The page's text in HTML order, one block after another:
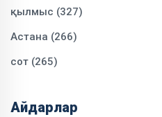
қылмыс (327)
Астана (266)
сот (265)
Айдарлар